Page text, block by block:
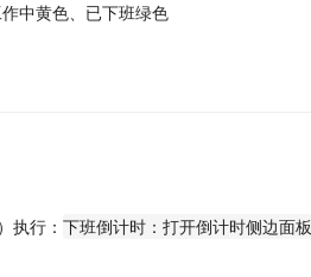
中黄色、已下班绿色
执行： 下班倒计时：打开倒计时侧边面板